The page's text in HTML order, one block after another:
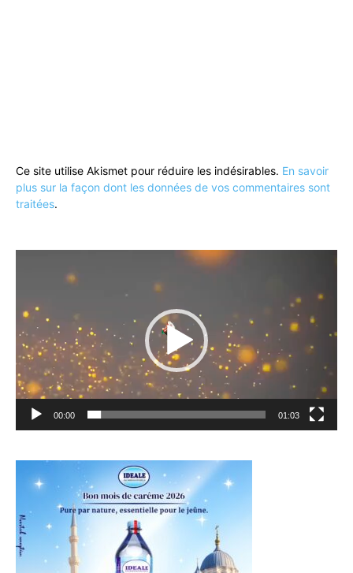
Ce site utilise Akismet pour réduire les indésirables. En savoir
plus sur la façon dont les données de vos commentaires sont
traitées.
00:00 01:03